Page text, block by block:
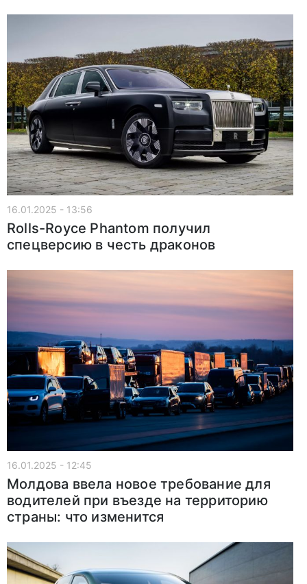
16.01.2025 - 13:56
Rolls-Royce Phantom получил
спецверсию в честь драконов
16.01.2025 - 12:45
Молдова ввела новое требование для
водителей при въезде на территорию
страны: что изменится